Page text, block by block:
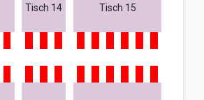
Tisch 14 Tisch 15